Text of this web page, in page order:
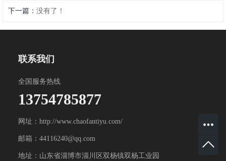
下一篇： 没有了！
联系我们
全国服务热线
13754785877
网址：http://www.chaofantiyu.com/
邮箱：44116240@qq.com
地址：山东省淄博市淄川区双杨镇双杨工业园